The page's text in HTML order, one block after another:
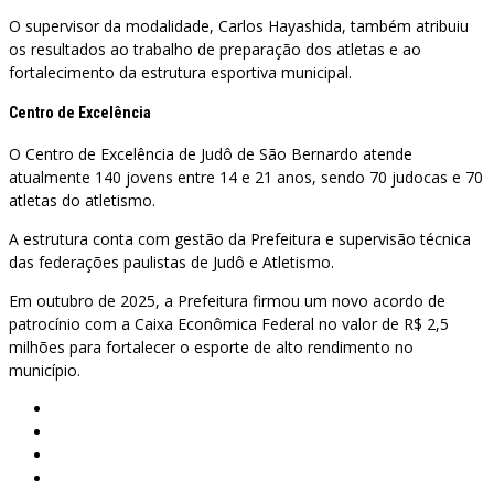
O supervisor da modalidade, Carlos Hayashida, também atribuiu
os resultados ao trabalho de preparação dos atletas e ao
fortalecimento da estrutura esportiva municipal.
Centro de Excelência
O Centro de Excelência de Judô de São Bernardo atende
atualmente 140 jovens entre 14 e 21 anos, sendo 70 judocas e 70
atletas do atletismo.
A estrutura conta com gestão da Prefeitura e supervisão técnica
das federações paulistas de Judô e Atletismo.
Em outubro de 2025, a Prefeitura firmou um novo acordo de
patrocínio com a Caixa Econômica Federal no valor de R$ 2,5
milhões para fortalecer o esporte de alto rendimento no
município.